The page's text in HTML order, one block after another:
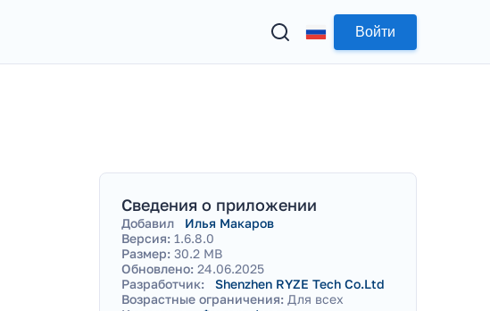
Войти
Сведения о приложении
Добавил
Илья Макаров
Версия: 1.6.8.0
Размер: 30.2 MB
Обновлено: 24.06.2025
Разработчик:
Shenzhen RYZE Tech Co.Ltd
Возрастные ограничения: Для всех